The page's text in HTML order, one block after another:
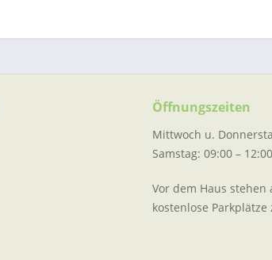
Öffnungszeiten
Mittwoch u.
Samstag: 09:00 –
Vor dem Haus stehen
kostenlose